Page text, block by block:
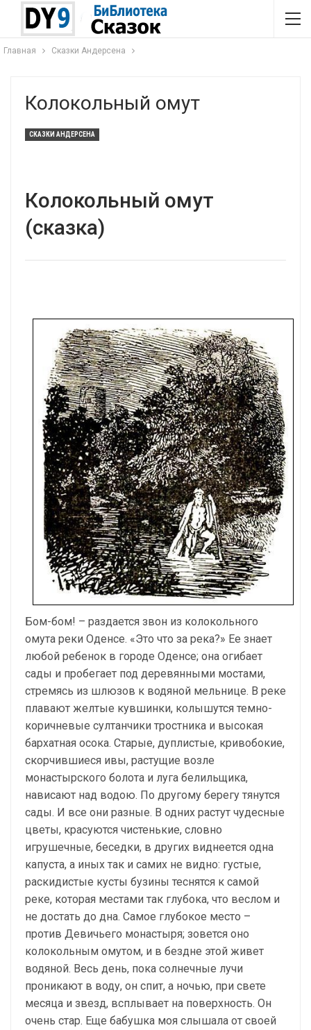
Главная Сказки Андерсена
Колокольный омут
СКАЗКИ АНДЕРСЕНА
Колокольный омут
(сказка)
Бом-бом! – раздается звон из колокольного
омута реки Оденсе. «Это что за река?» Ее знает
любой ребенок в городе Оденсе; она огибает
сады и пробегает под деревянными мостами,
стремясь из шлюзов к водяной мельнице. В реке
плавают желтые кувшинки, колышутся темно-
коричневые султанчики тростника и высокая
бархатная осока. Старые, дуплистые, кривобокие,
скорчившиеся ивы, растущие возле
монастырского болота и луга белильщика,
нависают над водою. По другому берегу тянутся
сады. И все они разные. В одних растут чудесные
цветы, красуются чистенькие, словно
игрушечные, беседки, в других виднеется одна
капуста, а иных так и самих не видно: густые,
раскидистые кусты бузины теснятся к самой
реке, которая местами так глубока, что веслом и
не достать до дна. Самое глубокое место –
против Девичьего монастыря; зовется оно
колокольным омутом, и в бездне этой живет
водяной. Весь день, пока солнечные лучи
проникают в воду, он спит, а ночью, при свете
месяца и звезд, всплывает на поверхность. Он
очень стар. Еще бабушка моя слышала от своей